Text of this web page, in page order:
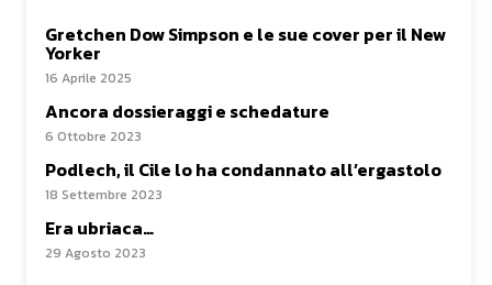
Gretchen Dow Simpson e le sue cover per il New
Yorker
16 Aprile 2025
Ancora dossieraggi e schedature
6 Ottobre 2023
Podlech, il Cile lo ha condannato all’ergastolo
18 Settembre 2023
Era ubriaca…
29 Agosto 2023